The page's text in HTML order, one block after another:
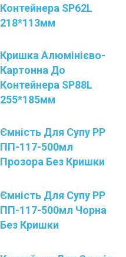
Контейнера SP62L
218*113мм
Кришка Алюмінієво-
Картонна До
Контейнера SP88L
255*185мм
Ємність Для Супу РР
ПП-117-500мл
Прозора Без Кришки
Ємність Для Супу РР
ПП-117-500мл Чорна
Без Кришки